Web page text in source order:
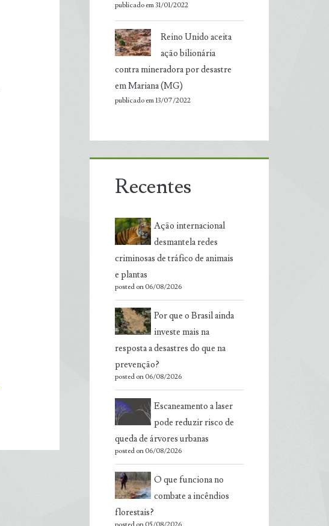
publicado em 31/01/2022
Reino Unido aceita
ação bilionária
contra mineradora por desastre
em Mariana (MG)
publicado em 13/07/2022
Recentes
Ação internacional
desmantela redes
criminosas de tráfico de animais
e plantas
posted on 06/08/2026
Por que o Brasil ainda
investe mais na
resposta a desastres do que na
prevenção?
posted on 06/08/2026
Escaneamento a laser
pode reduzir risco de
queda de árvores urbanas
posted on 06/08/2026
O que funciona no
combate a incêndios
florestais?